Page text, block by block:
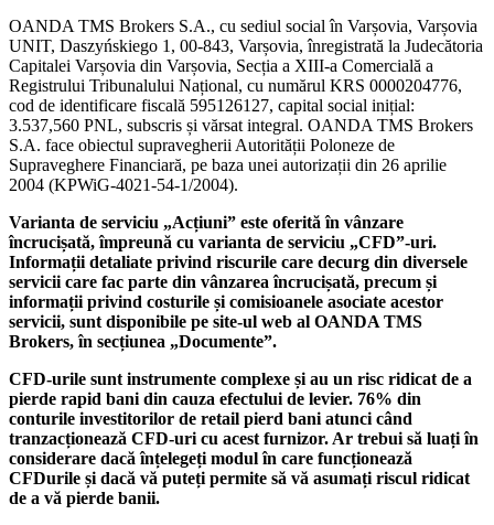
OANDA TMS Brokers S.A., cu sediul social în Varșovia, Varșovia
UNIT, Daszyńskiego 1, 00-843, Varșovia, înregistrată la Judecătoria
Capitalei Varșovia din Varșovia, Secția a XIII-a Comercială a
Registrului Tribunalului Național, cu numărul KRS 0000204776,
cod de identificare fiscală 595126127, capital social inițial:
3.537,560 PNL, subscris și vărsat integral. OANDA TMS Brokers
S.A. face obiectul supravegherii Autorității Poloneze de
Supraveghere Financiară, pe baza unei autorizații din 26 aprilie
2004 (KPWiG-4021-54-1/2004).
Varianta de serviciu „Acțiuni” este oferită în vânzare
încrucișată, împreună cu varianta de serviciu „CFD”-uri.
Informații detaliate privind riscurile care decurg din diversele
servicii care fac parte din vânzarea încrucișată, precum și
informații privind costurile și comisioanele asociate acestor
servicii, sunt disponibile pe site-ul web al OANDA TMS
Brokers, în secțiunea „Documente”.
CFD-urile sunt instrumente complexe și au un risc ridicat de a
pierde rapid bani din cauza efectului de levier. 76% din
conturile investitorilor de retail pierd bani atunci când
tranzacționează CFD-uri cu acest furnizor. Ar trebui să luați în
considerare dacă înțelegeți modul în care funcționează
CFDurile și dacă vă puteți permite să vă asumați riscul ridicat
de a vă pierde banii.